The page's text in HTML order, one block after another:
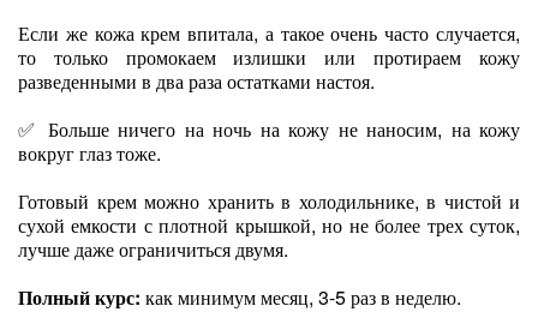
Если же кожа крем впитала, а такое очень часто случается,
то только промокаем излишки или протираем кожу
разведенными в два раза остатками настоя.
✅ Больше ничего на ночь на кожу не наносим, на кожу
вокруг глаз тоже.
Готовый крем можно хранить в холодильнике, в чистой и
сухой емкости с плотной крышкой, но не более трех суток,
лучше даже ограничиться двумя.
Полный курс: как минимум месяц, 3-5 раз в неделю.